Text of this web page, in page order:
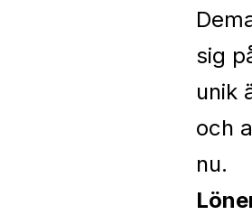
sig
unik
och
nu.